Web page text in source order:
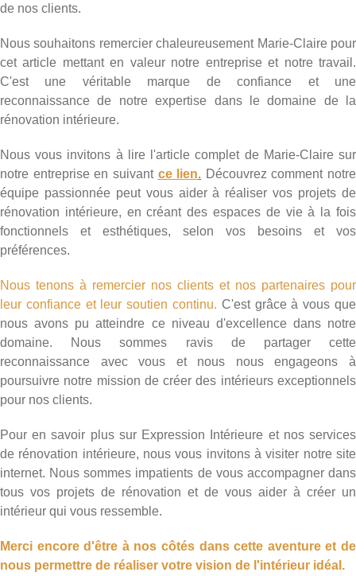
de nos clients.
Nous souhaitons remercier chaleureusement Marie-Claire pour
cet article mettant en valeur notre entreprise et notre travail.
C'est une véritable marque de confiance et une
reconnaissance de notre expertise dans le domaine de la
rénovation intérieure.
Nous vous invitons à lire l'article complet de Marie-Claire sur
notre entreprise en suivant ce lien. Découvrez comment notre
équipe passionnée peut vous aider à réaliser vos projets de
rénovation intérieure, en créant des espaces de vie à la fois
fonctionnels et esthétiques, selon vos besoins et vos
préférences.
Nous tenons à remercier nos clients et nos partenaires pour
leur confiance et leur soutien continu. C'est grâce à vous que
nous avons pu atteindre ce niveau d'excellence dans notre
domaine. Nous sommes ravis de partager cette
reconnaissance avec vous et nous nous engageons à
poursuivre notre mission de créer des intérieurs exceptionnels
pour nos clients.
Pour en savoir plus sur Expression Intérieure et nos services
de rénovation intérieure, nous vous invitons à visiter notre site
internet. Nous sommes impatients de vous accompagner dans
tous vos projets de rénovation et de vous aider à créer un
intérieur qui vous ressemble.
Merci encore d'être à nos côtés dans cette aventure et de
nous permettre de réaliser votre vision de l'intérieur idéal.